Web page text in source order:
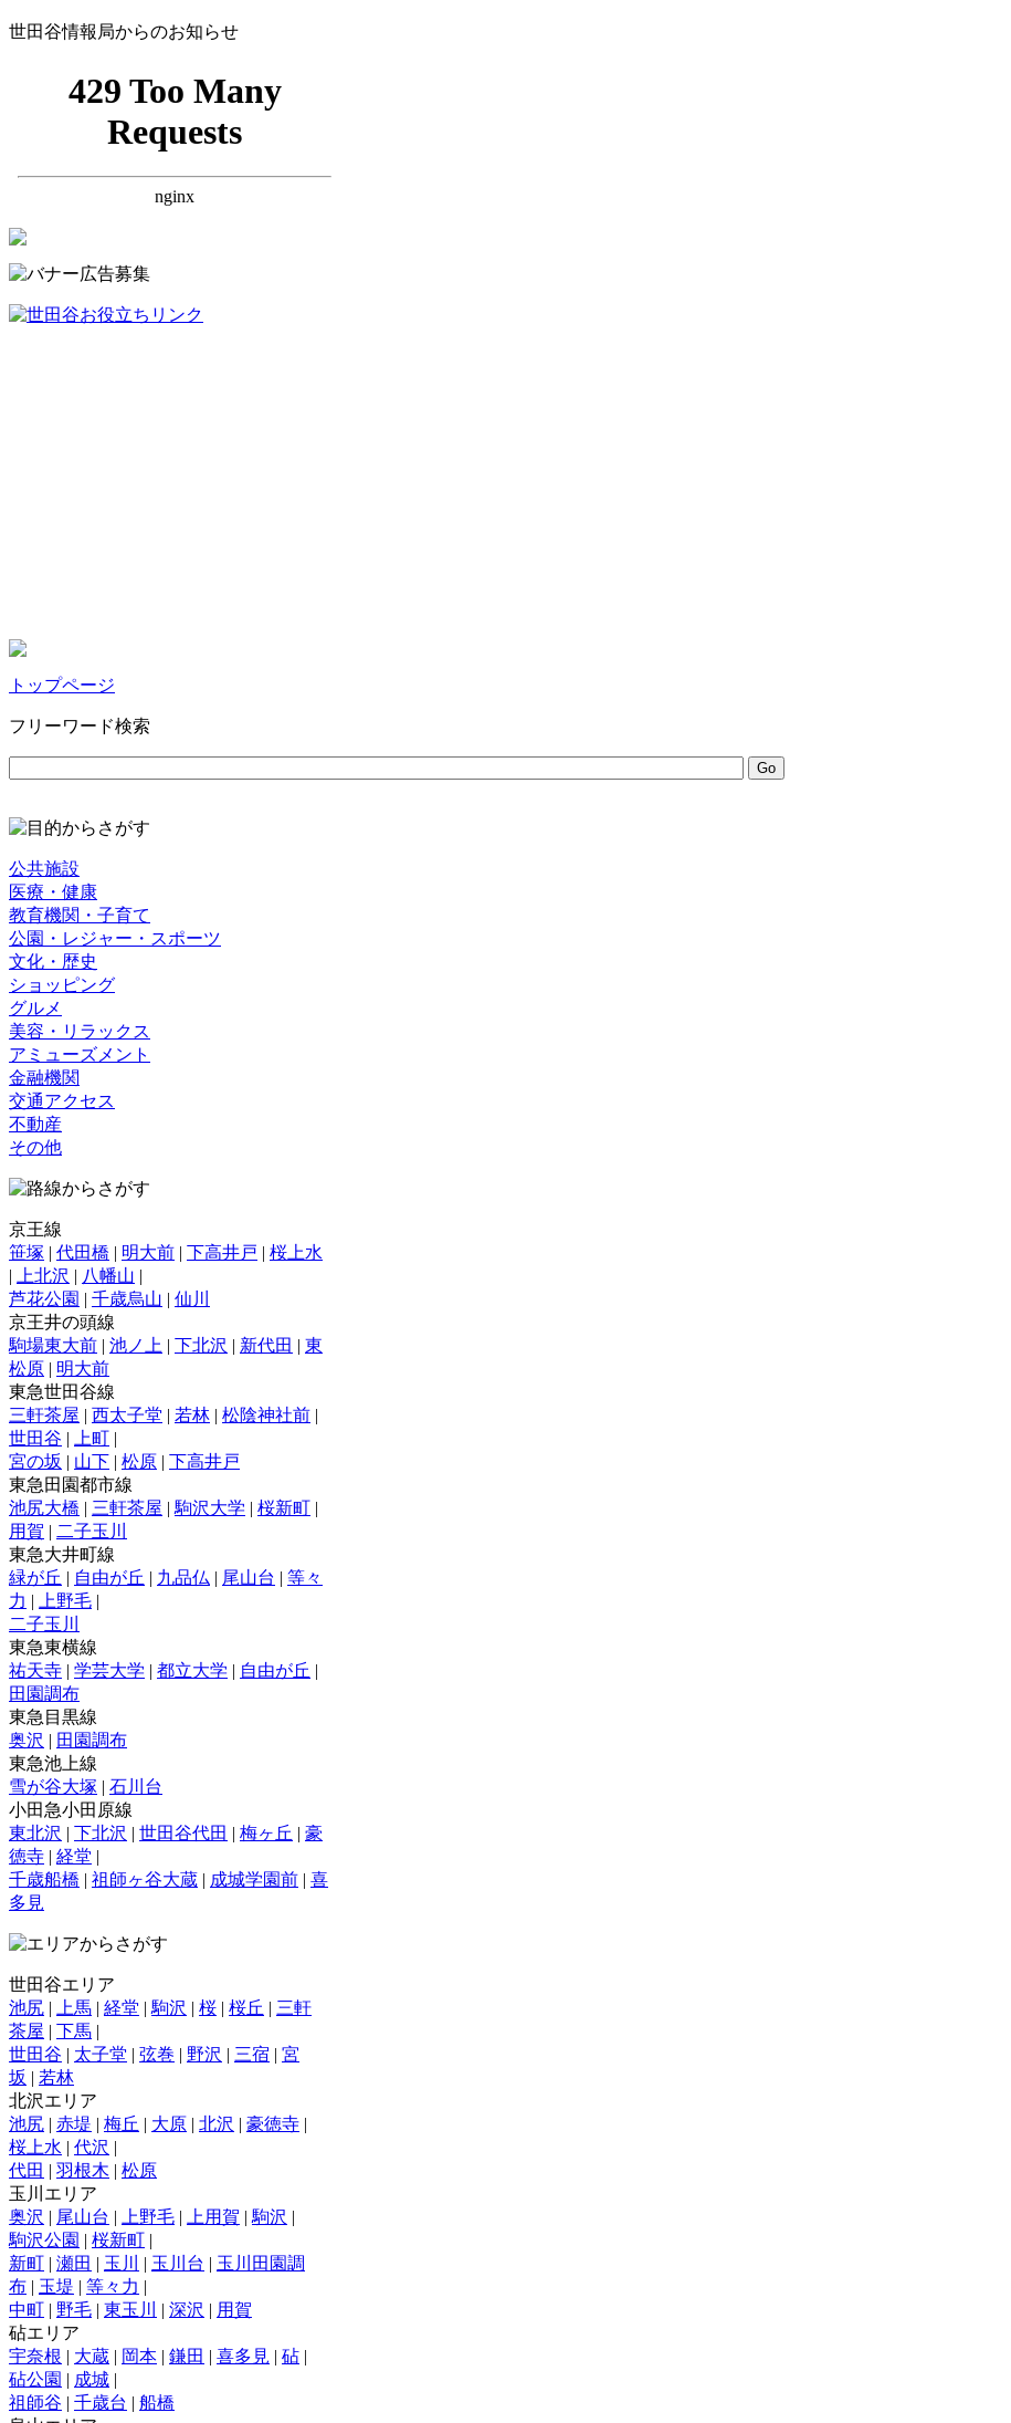
世田谷情報局からのお知らせ
トップページ
フリーワード検索
公共施設
医療・健康
教育機関・子育て
公園・レジャー・スポーツ
文化・歴史
ショッピング
グルメ
美容・リラックス
アミューズメント
金融機関
交通アクセス
不動産
その他
京王線
笹塚 | 代田橋 | 明大前 | 下高井戸 | 桜上水
|
上北沢 | 八幡山 |
芦花公園 | 千歳烏山 | 仙川
京王井の頭線
駒場東大前 | 池ノ上 | 下北沢 | 新代田 | 東
松原 | 明大前
東急世田谷線
三軒茶屋 | 西太子堂 | 若林 | 松陰神社前 |
世田谷 | 上町 |
宮の坂 | 山下 | 松原 | 下高井戸
東急田園都市線
池尻大橋 | 三軒茶屋 | 駒沢大学 | 桜新町 |
用賀 | 二子玉川
東急大井町線
緑が丘 | 自由が丘 | 九品仏 | 尾山台 | 等々
力 | 上野毛 |
二子玉川
東急東横線
祐天寺 | 学芸大学 | 都立大学 | 自由が丘 |
田園調布
東急目黒線
奥沢 | 田園調布
東急池上線
雪が谷大塚 | 石川台
小田急小田原線
東北沢 | 下北沢 | 世田谷代田 | 梅ヶ丘 | 豪
徳寺 | 経堂 |
千歳船橋 | 祖師ヶ谷大蔵 | 成城学園前 | 喜
多見
世田谷エリア
池尻 | 上馬 | 経堂 | 駒沢 | 桜 | 桜丘 | 三軒
茶屋 | 下馬 |
世田谷 | 太子堂 | 弦巻 | 野沢 | 三宿 | 宮
坂 | 若林
北沢エリア
池尻 | 赤堤 | 梅丘 | 大原 | 北沢 | 豪徳寺 |
桜上水 | 代沢 |
代田 | 羽根木 | 松原
玉川エリア
奥沢 | 尾山台 | 上野毛 | 上用賀 | 駒沢 |
駒沢公園 | 桜新町 |
新町 | 瀬田 | 玉川 | 玉川台 | 玉川田園調
布 | 玉堤 | 等々力 |
中町 | 野毛 | 東玉川 | 深沢 | 用賀
砧エリア
宇奈根 | 大蔵 | 岡本 | 鎌田 | 喜多見 | 砧 |
砧公園 | 成城 |
祖師谷 | 千歳台 | 船橋